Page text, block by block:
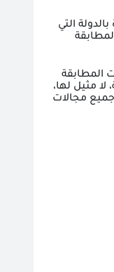
التي
المطابقة
لا مثيل لها،
جميع مجالات